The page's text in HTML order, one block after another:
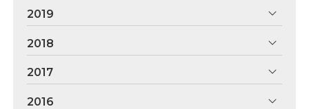
2019
2018
2017
2016